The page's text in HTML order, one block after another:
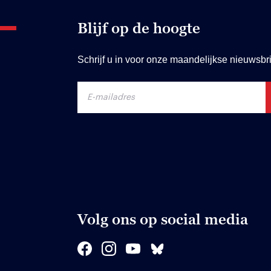
Blijf op de hoogte
Schrijf u in voor onze maandelijkse
Volg ons op social media